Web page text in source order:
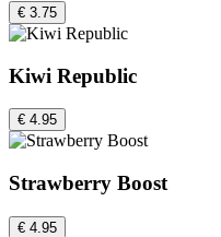
€ 3.75
Kiwi Republic
€ 4.95
Strawberry Boost
€ 4.95